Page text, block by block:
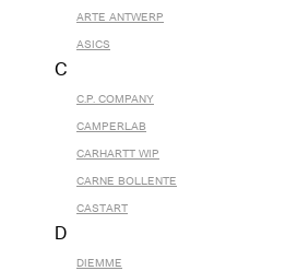
ARTE ANTWERP
ASICS
C
C.P. COMPANY
CAMPERLAB
CARHARTT WIP
CARNE BOLLENTE
CASTART
D
DIEMME